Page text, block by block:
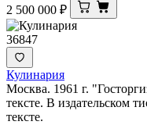
2 500 000 ₽
36847
Кулинария
Москва. 1961 г.
тексте. В издательском
тексте.